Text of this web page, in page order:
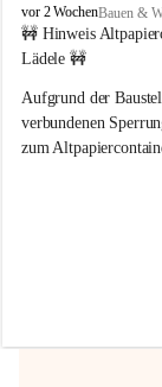
F
r
a
e
r
n
vor 2 WochenBauen &
🚧 Hinweis
Lädele 🚧
Aufgrund der
verbundenen
zum
Hilfsbereitschaft!